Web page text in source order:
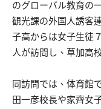
のグローバル教育の
観光課の外国人誘客
子高からは女子生徒
人が訪問し、草加高
同訪問では、体育館
田一彦校長や家齊女